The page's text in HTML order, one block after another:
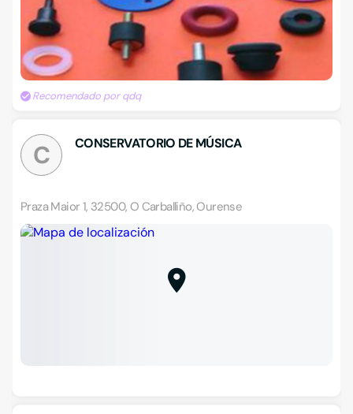
Recomendado por qdq
C CONSERVATORIO DE MÚSICA
Praza Maior 1, 32500, O Carballiño, Ourense